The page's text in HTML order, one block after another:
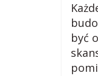
w
być